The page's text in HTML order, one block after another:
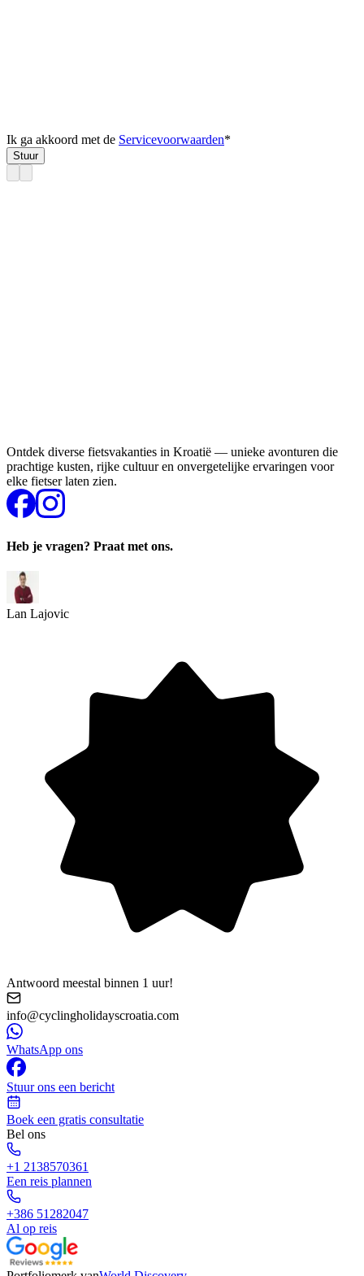
Ik ga akkoord met de Servicevoorwaarden*
Stuur
Ontdek diverse fietsvakanties in Kroatië — unieke avonturen die
prachtige kusten, rijke cultuur en onvergetelijke ervaringen voor
elke fietser laten zien.
Heb je vragen? Praat met ons.
Lan Lajovic
Antwoord meestal binnen 1 uur!
info@cyclingholidayscroatia.com
WhatsApp ons
Stuur ons een bericht
Boek een gratis consultatie
Bel ons
+1 2138570361
Een reis plannen
+386 51282047
Al op reis